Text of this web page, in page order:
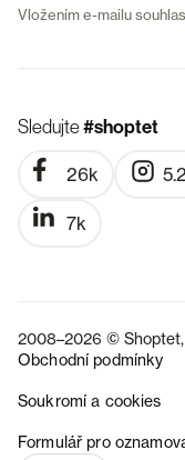
Vložením e-mailu
Sledujte#shoptet
26k
7k
2008–2026 © Shoptet,
Obchodní podmínky
Soukromí a cookies
Formulář pro